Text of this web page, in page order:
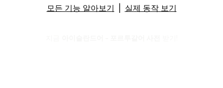
모든 기능 알아보기 실제 동작 보기